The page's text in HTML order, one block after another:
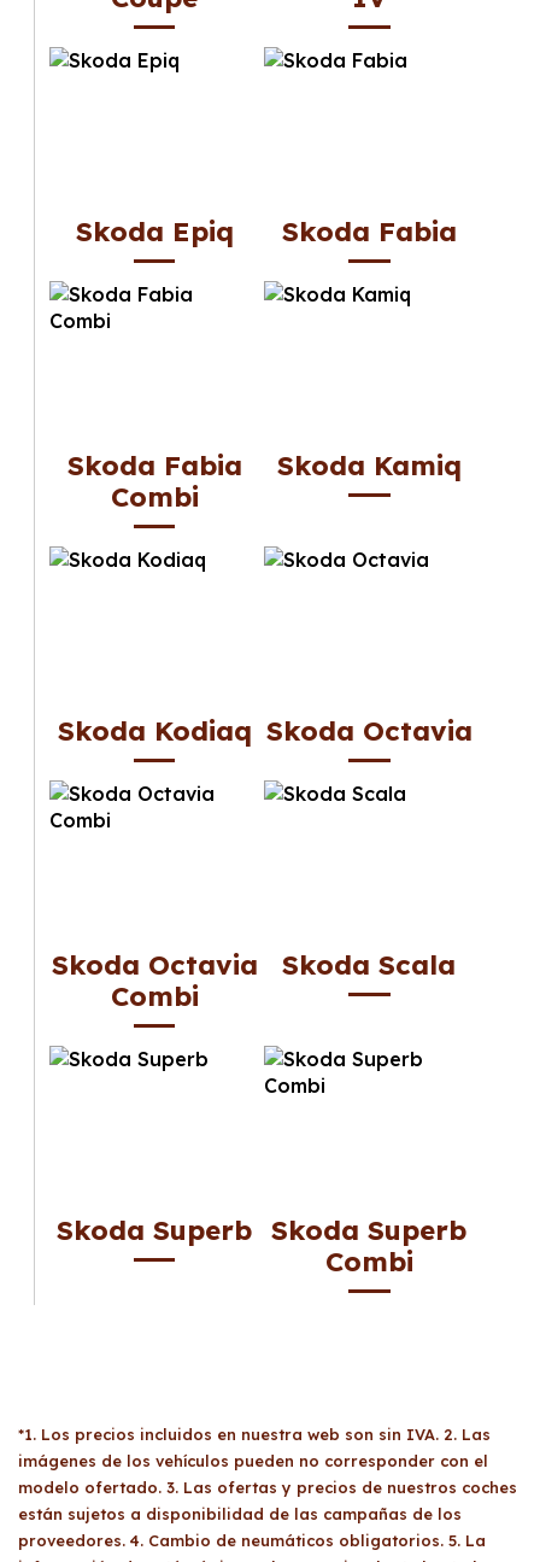
Skoda Epiq Skoda Fabia
Skoda Fabia
Combi
Skoda Kamiq
Skoda Kodiaq Skoda Octavia
Skoda Octavia
Combi
Skoda Scala
Skoda Superb Skoda Superb
Combi
*1. Los precios incluidos en nuestra web son sin IVA. 2. Las
imágenes de los vehículos pueden no corresponder con el
modelo ofertado. 3. Las ofertas y precios de nuestros coches
están sujetos a disponibilidad de las campañas de los
proveedores. 4. Cambio de neumáticos obligatorios. 5. La